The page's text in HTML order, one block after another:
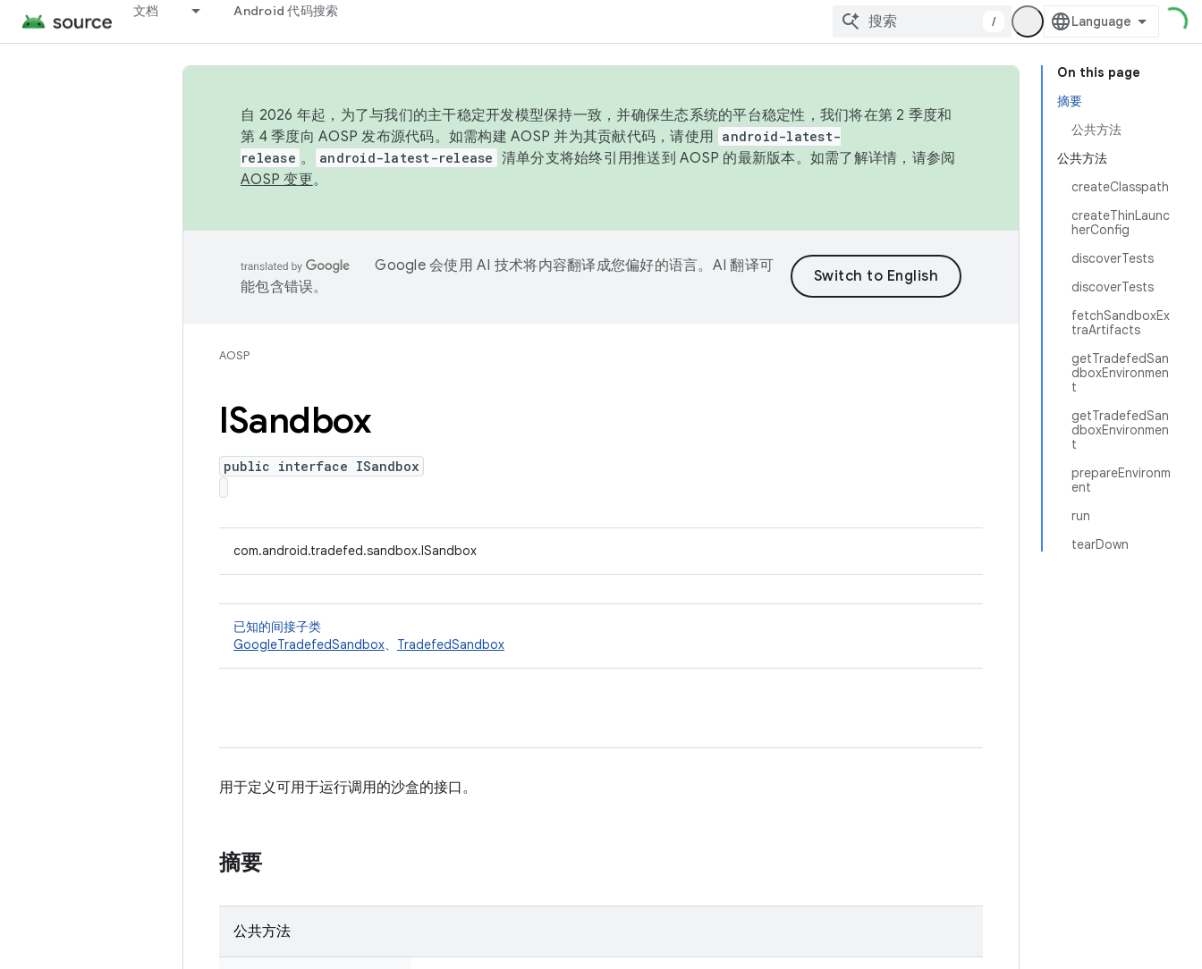
文档 Android 代码搜索
/
On this page
摘要
公共方法
公共方法
createClasspath
createThinLaunc
herConfig
discoverTests
discoverTests
fetchSandboxEx
traArtifacts
getTradefedSan
dboxEnvironmen
t
getTradefedSan
dboxEnvironmen
t
prepareEnvironm
ent
run
tearDown
自 2026 年起，为了与我们的主干稳定开发模型保持一致，并确保生态系统的平台稳定性，我们将在第 2 季度和
第 4 季度向 AOSP 发布源代码。如需构建 AOSP 并为其贡献代码，请使用 android-latest-
release 。 android-latest-release 清单分支将始终引用推送到 AOSP 的最新版本。如需了解详情，请参阅
AOSP 变更。
Google 会使用 AI 技术将内容翻译成您偏好的语言。AI 翻译可
能包含错误。
AOSP
ISandbox
public interface ISandbox
com.android.tradefed.sandbox.ISandbox
已知的间接子类
GoogleTradefedSandbox、 TradefedSandbox
用于定义可用于运行调用的沙盒的接口。
摘要
公共方法